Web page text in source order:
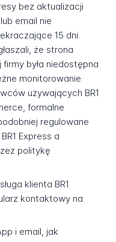
bez aktualizacji
email nie
15 dni.
że strona
była niedostępna
monitorowanie
używających BR1
formalne
regulowane
Express a
politykę
klienta BR1
kontaktowy na
i email, jak